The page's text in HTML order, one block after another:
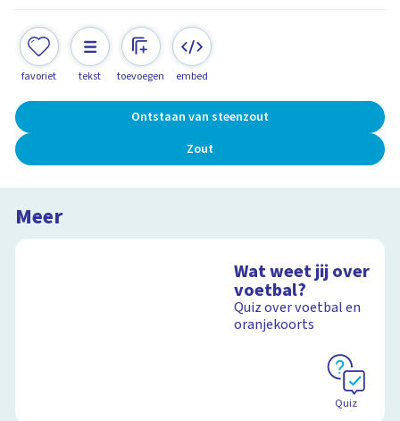
favoriet tekst toevoegen embed
Ontstaan van steenzout
Zout
Meer
Wat weet jij over
voetbal?
Quiz over voetbal en
oranjekoorts
Quiz